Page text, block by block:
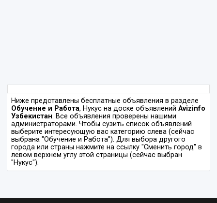
Ниже представлены бесплатные объявления в разделе
Обучение и Работа, Нукус на доске объявлений Avizinfo
Узбекистан. Все объявления проверены нашими
администраторами. Чтобы сузить список объявлений
выберите интересующую вас категорию слева (сейчас
выбрана "Обучение и Работа"). Для выбора другого
города или страны нажмите на ссылку "Сменить город" в
левом верхнем углу этой страницы (сейчас выбран
"Нукус").